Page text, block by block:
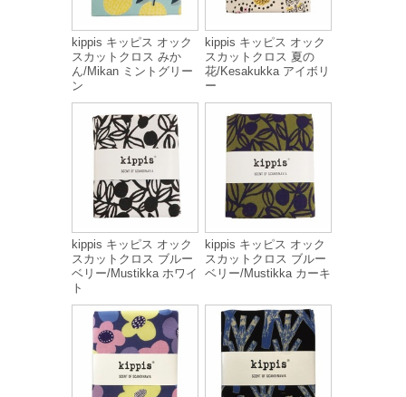
kippis キッピス オック
スカットクロス みか
ん/Mikan ミントグリー
ン
kippis キッピス オック
スカットクロス 夏の
花/Kesakukka アイボリ
ー
kippis キッピス オック
スカットクロス ブルー
ベリー/Mustikka ホワイ
ト
kippis キッピス オック
スカットクロス ブルー
ベリー/Mustikka カーキ